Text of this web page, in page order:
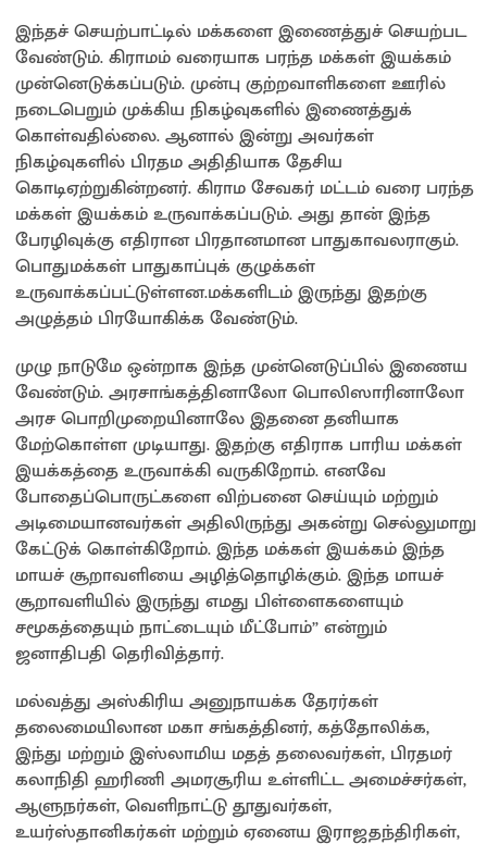
இந்தச் செயற்பாட்டில் மக்களை இணைத்துச் செயற்பட
வேண்டும். கிராமம் வரையாக பரந்த மக்கள் இயக்கம்
முன்னெடுக்கப்படும். முன்பு குற்றவாளிகளை ஊரில்
நடைபெறும் முக்கிய நிகழ்வுகளில் இணைத்துக்
கொள்வதில்லை. ஆனால் இன்று அவர்கள்
நிகழ்வுகளில் பிரதம அதிதியாக தேசிய
கொடிஏற்றுகின்றனர். கிராம சேவகர் மட்டம் வரை பரந்த
மக்கள் இயக்கம் உருவாக்கப்படும். அது தான் இந்த
பேரழிவுக்கு எதிரான பிரதானமான பாதுகாவலராகும்.
பொதுமக்கள் பாதுகாப்புக் குழுக்கள்
உருவாக்கப்பட்டுள்ளன.மக்களிடம் இருந்து இதற்கு
அழுத்தம் பிரயோகிக்க வேண்டும்.
முழு நாடுமே ஒன்றாக இந்த முன்னெடுப்பில் இணைய
வேண்டும். அரசாங்கத்தினாலோ பொலிஸாரினாலோ
அரச பொறிமுறையினாலே இதனை தனியாக
மேற்கொள்ள முடியாது. இதற்கு எதிராக பாரிய மக்கள்
இயக்கத்தை உருவாக்கி வருகிறோம். எனவே
போதைப்பொருட்களை விற்பனை செய்யும் மற்றும்
அடிமையானவர்கள் அதிலிருந்து அகன்று செல்லுமாறு
கேட்டுக் கொள்கிறோம். இந்த மக்கள் இயக்கம் இந்த
மாயச் சூறாவளியை அழித்தொழிக்கும். இந்த மாயச்
சூறாவளியில் இருந்து எமது பிள்ளைகளையும்
சமூகத்தையும் நாட்டையும் மீட்போம்” என்றும்
ஜனாதிபதி தெரிவித்தார்.
மல்வத்து அஸ்கிரிய அனுநாயக்க தேரர்கள்
தலைமையிலான மகா சங்கத்தினர், கத்தோலிக்க,
இந்து மற்றும் இஸ்லாமிய மதத் தலைவர்கள், பிரதமர்
கலாநிதி ஹரிணி அமரசூரிய உள்ளிட்ட அமைச்சர்கள்,
ஆளுநர்கள், வெளிநாட்டு தூதுவர்கள்,
உயர்ஸ்தானிகர்கள் மற்றும் ஏனைய இராஜதந்திரிகள்,